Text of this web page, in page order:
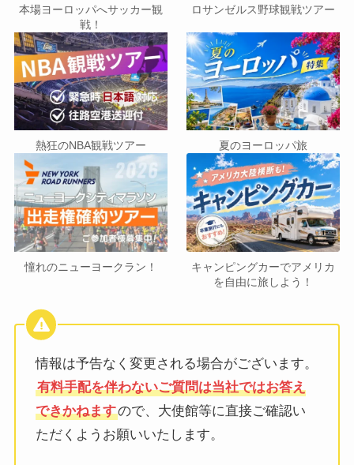
本場ヨーロッパへサッカー観
戦！
ロサンゼルス野球観戦ツアー
熱狂のNBA観戦ツアー 夏のヨーロッパ旅
憧れのニューヨークラン！
キャンピングカーでアメリカ
を自由に旅しよう！
情報は予告なく変更される場合がございます。
有料手配を伴わないご質問は当社ではお答え
できかねますので、大使館等に直接ご確認い
ただくようお願いいたします。